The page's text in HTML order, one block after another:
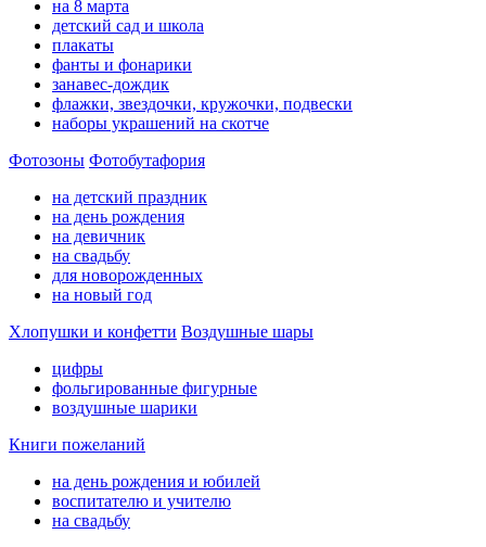
на 8 марта
детский сад и школа
плакаты
фанты и фонарики
занавес-дождик
флажки, звездочки, кружочки, подвески
наборы украшений на скотче
Фотозоны Фотобутафория
на детский праздник
на день рождения
на девичник
на свадьбу
для новорожденных
на новый год
Хлопушки и конфетти Воздушные шары
цифры
фольгированные фигурные
воздушные шарики
Книги пожеланий
на день рождения и юбилей
воспитателю и учителю
на свадьбу